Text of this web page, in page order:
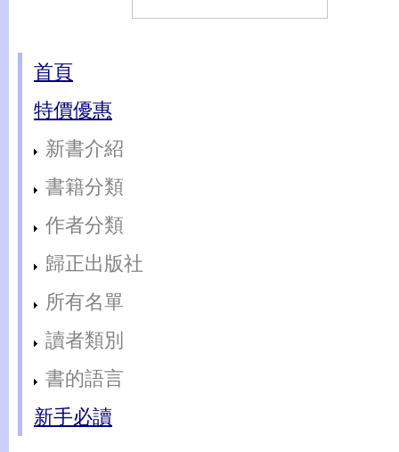
首頁
特價優惠
新書介紹
書籍分類
作者分類
歸正出版社
所有名單
讀者類別
書的語言
新手必讀